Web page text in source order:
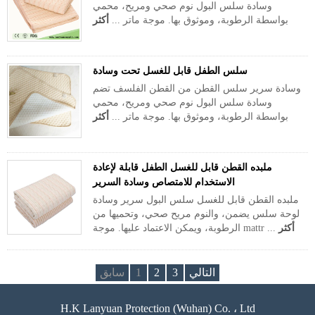
وسادة سلس البول نوم صحي ومريح، محمي
بواسطة الرطوبة، وموثوق بها. موجة ماتر ... أكثر
سلس الطفل قابل للغسل تحت وسادة
وسادة سرير سلس القطن من القطن الفلسف تضم
وسادة سلس البول نوم صحي ومريح، محمي
بواسطة الرطوبة، وموثوق بها. موجة ماتر ... أكثر
ملبده القطن قابل للغسل الطفل قابلة لإعادة
الاستخدام للامتصاص وسادة السرير
ملبده القطن قابل للغسل سلس البول سرير وسادة
لوحة سلس يضمن، والنوم مريح صحي، وتحميها من
الرطوبة، ويمكن الاعتماد عليها. موجة mattr ... أكثر
سابق 1 2 3 التالي
H.K Lanyuan Protection (Wuhan) Co. ، Ltd